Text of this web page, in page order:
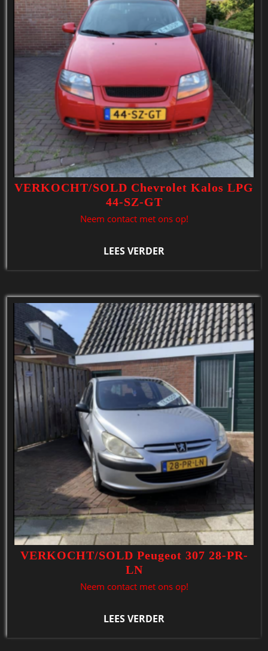
VERKOCHT/SOLD Chevrolet Kalos LPG
44-SZ-GT
Neem contact met ons op!
LEES VERDER
VERKOCHT/SOLD Peugeot 307 28-PR-
LN
Neem contact met ons op!
LEES VERDER